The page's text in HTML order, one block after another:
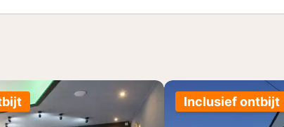
Inclusief ontbijt